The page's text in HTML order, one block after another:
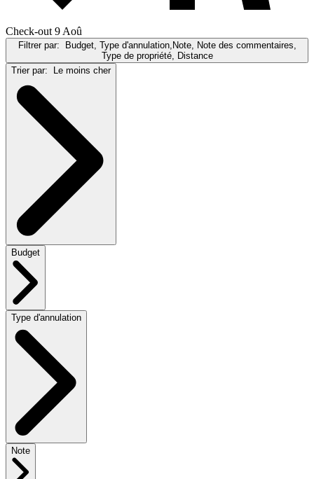
Check-out 9 Aoû
Filtrer par: Budget, Type d'annulation,Note, Note des commentaires,
Type de propriété, Distance
Trier par: Le moins cher
Budget
Type d'annulation
Note